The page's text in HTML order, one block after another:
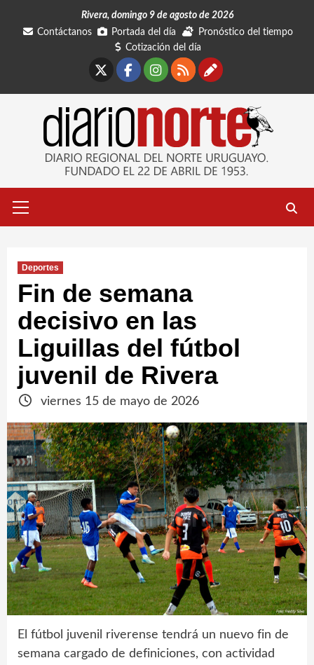
Rivera, domingo 9 de agosto de 2026
Contáctanos
Portada del día
Pronóstico del tiempo
Cotización del día
Facebook
Instagram
RSSContáctanos
primario
Deportes
Fin de semana
decisivo en las
Liguillas del fútbol
juvenil de Rivera
viernes 15 de mayo de 2026
El fútbol juvenil riverense tendrá un nuevo fin de
semana cargado de definiciones, con actividad